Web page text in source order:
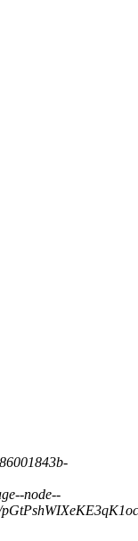
node--